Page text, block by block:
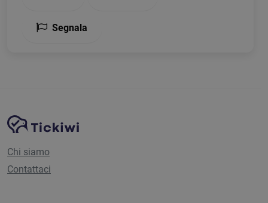
Segnala
Navigazione del sito
Piattaforma Tickiwi
Chi siamo
Contattaci